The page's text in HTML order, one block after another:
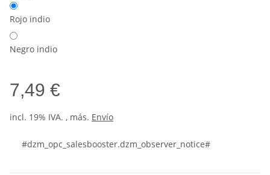
Rojo indio
Negro indio
7,49 €
incl. 19% IVA. , más. Envío
#dzm_opc_salesbooster.dzm_observer_notice#